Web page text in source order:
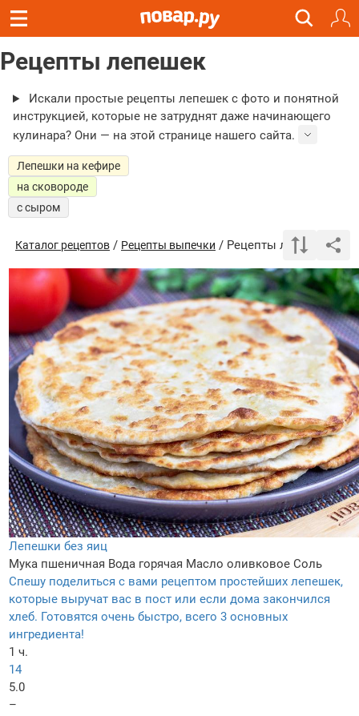
Рецепты лепешек
Искали простые рецепты лепешек с фото и понятной
инструкцией, которые не затруднят даже начинающего
кулинара? Они — на этой странице нашего сайта.
Лепешки на кефире
на сковороде
с сыром
Каталог рецептов / Рецепты выпечки / Рецепты лепешек
Лепешки без яиц
Мука пшеничная Вода горячая Масло оливковое Соль
Спешу поделиться с вами рецептом простейших лепешек,
которые выручат вас в пост или если дома закончился
хлеб. Готовятся очень быстро, всего 3 основных
ингредиента!
1 ч.
14
5.0
–